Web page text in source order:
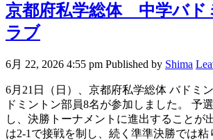
京都府私学総体 中学バド
ラブ
6月 22, 2026 4:55 pm Published by Shima
6月21日（日）、京都府私学総体 バドミ
ドミントン部員8名が参加しました。 予
し、決勝トーナメントに進出することが
は2-1で接戦を制し、続く準準決勝では粘